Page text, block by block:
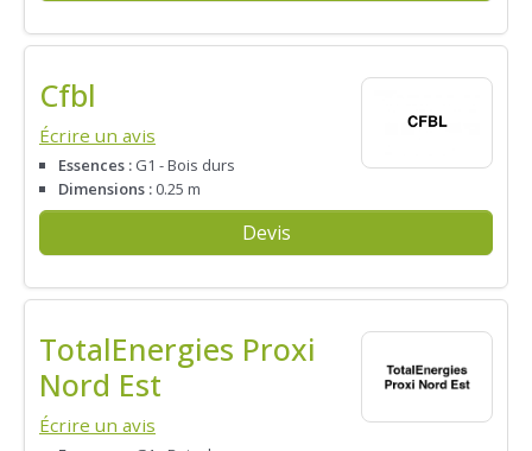
Cfbl
Écrire un avis
Essences : G1 - Bois durs
Dimensions : 0.25 m
Devis
TotalEnergies Proxi
Nord Est
Écrire un avis